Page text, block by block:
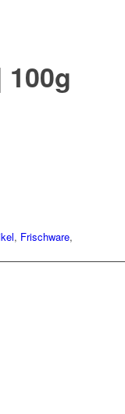
, Frischware,